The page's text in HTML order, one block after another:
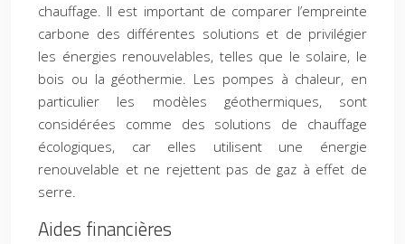
chauffage. Il est important de comparer l’empreinte
carbone des différentes solutions et de privilégier
les énergies renouvelables, telles que le solaire, le
bois ou la géothermie. Les pompes à chaleur, en
particulier les modèles géothermiques, sont
considérées comme des solutions de chauffage
écologiques, car elles utilisent une énergie
renouvelable et ne rejettent pas de gaz à effet de
serre.
Aides financières